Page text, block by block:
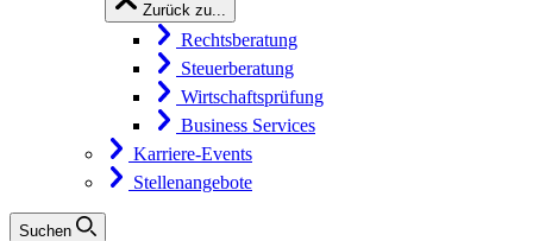
Zurück zu...
Rechtsberatung
Steuerberatung
Wirtschaftsprüfung
Business Services
Karriere-Events
Stellenangebote
Suchen